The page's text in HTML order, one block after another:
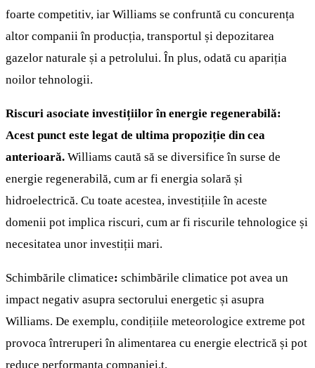
foarte competitiv, iar Williams se confruntă cu concurența
altor companii în producția, transportul și depozitarea
gazelor naturale și a petrolului. În plus, odată cu apariția
noilor tehnologii.
Riscuri asociate investițiilor în energie regenerabilă:
Acest punct este legat de ultima propoziție din cea
anterioară. Williams caută să se diversifice în surse de
energie regenerabilă, cum ar fi energia solară și
hidroelectrică. Cu toate acestea, investițiile în aceste
domenii pot implica riscuri, cum ar fi riscurile tehnologice și
necesitatea unor investiții mari.
Schimbările climatice: schimbările climatice pot avea un
impact negativ asupra sectorului energetic și asupra
Williams. De exemplu, condițiile meteorologice extreme pot
provoca întreruperi în alimentarea cu energie electrică și pot
reduce performanța companiei.t.